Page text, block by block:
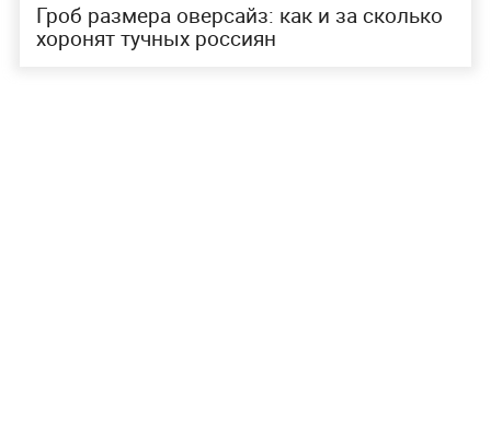
Гроб размера оверсайз: как и за сколько
хоронят тучных россиян